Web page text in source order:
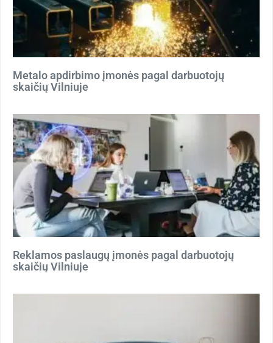
Metalo apdirbimo įmonės pagal darbuotojų
skaičių Vilniuje
Reklamos paslaugų įmonės pagal darbuotojų
skaičių Vilniuje